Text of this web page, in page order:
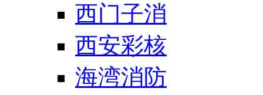
西门子消
西安彩核
海湾消防